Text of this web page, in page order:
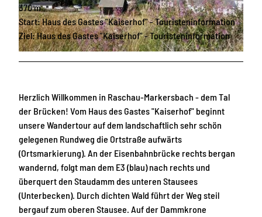
© Georg Ulrich Dostmann, Tourismusverband Erzgebirge |CC-BY
370 m
Start: Haus des Gastes "Kaiserhof" - Touristeninformation
Ziel: Haus des Gastes "Kaiserhof" - Touristeninformation
Herzlich Willkommen in Raschau-Markersbach - dem Tal
der Brücken! Vom Haus des Gastes "Kaiserhof" beginnt
unsere Wandertour auf dem landschaftlich sehr schön
gelegenen Rundweg die Ortstraße aufwärts
(Ortsmarkierung). An der Eisenbahnbrücke rechts bergan
wandernd, folgt man dem E3 (blau) nach rechts und
überquert den Staudamm des unteren Stausees
(Unterbecken). Durch dichten Wald führt der Weg steil
bergauf zum oberen Stausee. Auf der Dammkrone